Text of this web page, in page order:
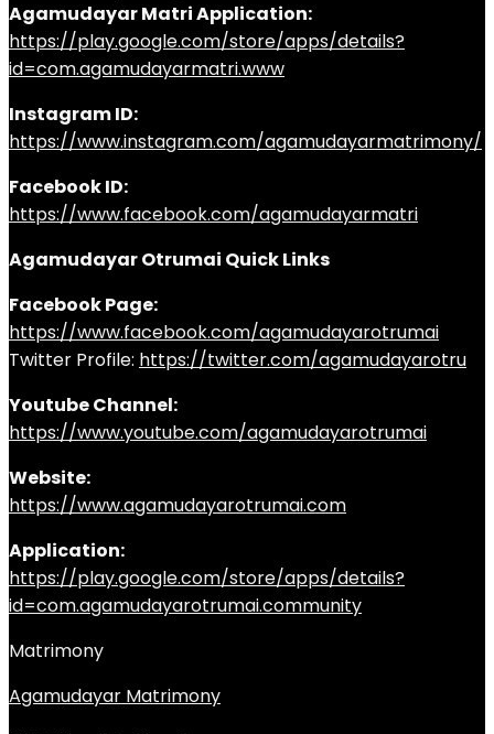
Agamudayar Matri Application:
https://play.google.com/store/apps/details?
id=com.agamudayarmatri.www
Instagram ID:
https://www.instagram.com/agamudayarmatrimony/
Facebook ID:
https://www.facebook.com/agamudayarmatri
Agamudayar Otrumai Quick Links
Facebook Page:
https://www.facebook.com/agamudayarotrumai
Twitter Profile: https://twitter.com/agamudayarotru
Youtube Channel:
https://www.youtube.com/agamudayarotrumai
Website:
https://www.agamudayarotrumai.com
Application:
https://play.google.com/store/apps/details?
id=com.agamudayarotrumai.community
Matrimony
Agamudayar Matrimony